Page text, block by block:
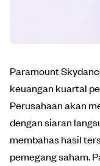
Paramount
keuangan kuartal
Perusahaan akan
dengan siaran
membahas hasil
pemegang saham.